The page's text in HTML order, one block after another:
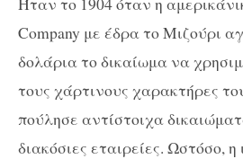
Company με έδρα το Μιζούρι
δολάρια το δικαίωμα να
τους χάρτινους χαρακτήρες
πούλησε αντίστοιχα
διακόσιες εταιρείες. Ωστόσο, η